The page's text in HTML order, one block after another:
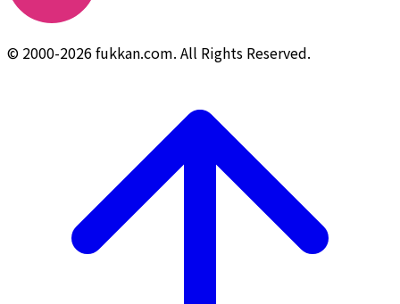
© 2000-2026 fukkan.com. All Rights Reserved.